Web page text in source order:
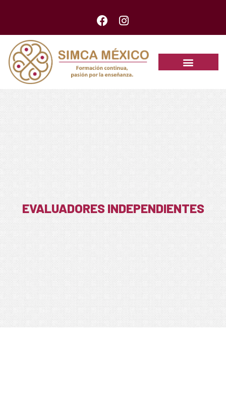
EVALUADORES INDEPENDIENTES